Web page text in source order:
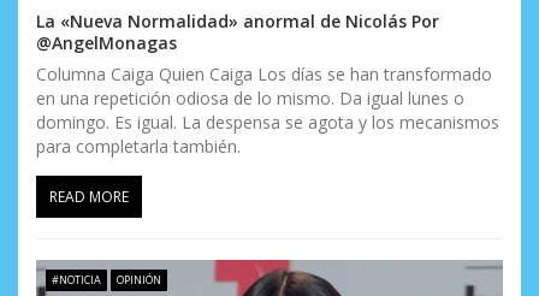
La «Nueva Normalidad» anormal de Nicolás Por
@AngelMonagas
Columna Caiga Quien Caiga Los días se han transformado
en una repetición odiosa de lo mismo. Da igual lunes o
domingo. Es igual. La despensa se agota y los mecanismos
para completarla también.
READ MORE
#NOTICIA OPINIÓN